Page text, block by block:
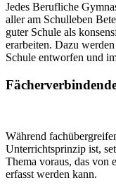
Jedes Berufliche
aller am Schulleben
guter Schule als
erarbeiten. Dazu
Schule entworfen und
Während
Unterrichtsprinzip ist,
Thema voraus, das von
erfasst werden kann.